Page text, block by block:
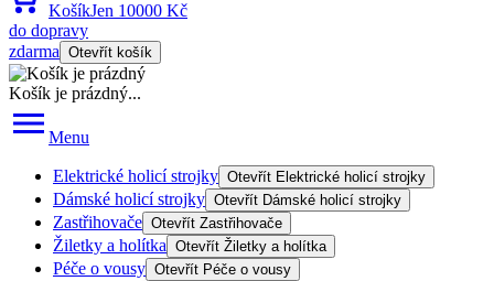
KošíkJen 10000 Kč
do dopravy
zdarma Otevřít košík
Košík je prázdný...
Menu
Elektrické holicí strojky Otevřít Elektrické holicí strojky
Dámské holicí strojky Otevřít Dámské holicí strojky
Zastřihovače Otevřít Zastřihovače
Žiletky a holítka Otevřít Žiletky a holítka
Péče o vousy Otevřít Péče o vousy